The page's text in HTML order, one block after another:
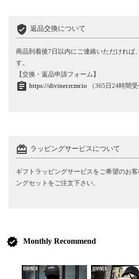
verified_user 返品交換について
商品到着後7日以内にご連絡いただければ
す。
【交換・返品申請フォーム】
assignment https://diviner.rcmr.io （365日24時間受
card_giftcard ラッピングサービスについて
ギフトラッピングサービスをご希望のお
ングセットをご注文下さい。
verified Monthly Recommend